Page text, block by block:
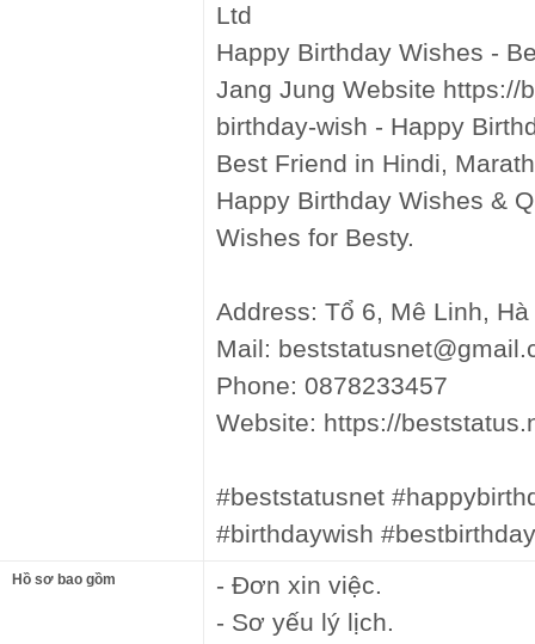
Ltd
Happy Birthday Wishes -
Jang Jung Website https://
birthday-wish - Happy
Best Friend in Hindi,
Happy Birthday Wishes &
Wishes for Besty.
Address: Tổ 6, Mê Linh,
Mail:
Phone: 0878233457
Website: https://
#beststatusnet
#birthdaywish
Hồ sơ bao gồm
- Đơn xin việc.
- Sơ yếu lý lịch.